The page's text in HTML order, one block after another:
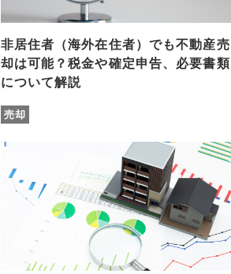
非居住者（海外在住者）でも不動産売
却は可能？税金や確定申告、必要書類
について解説
売却